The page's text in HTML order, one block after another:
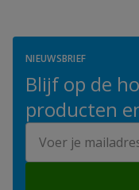
NIEUWSBRIEF
Blijf op de
producten